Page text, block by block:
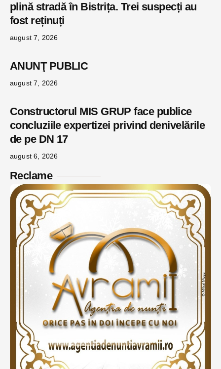
plină stradă în Bistrița. Trei suspecți au
fost reținuți
august 7, 2026
ANUNŢ PUBLIC
august 7, 2026
Constructorul MIS GRUP face publice
concluziile expertizei privind denivelările
de pe DN 17
august 6, 2026
Reclame